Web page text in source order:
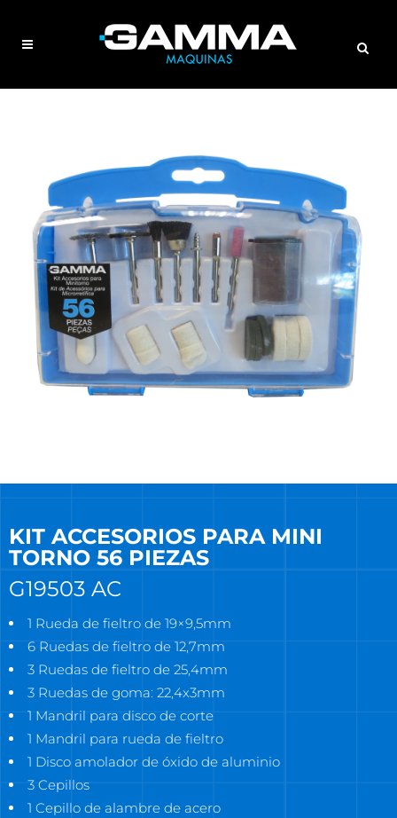
KIT ACCESORIOS PARA MINI
TORNO 56 PIEZAS
G19503 AC
1 Rueda de fieltro de 19×9,5mm
6 Ruedas de fieltro de 12,7mm
3 Ruedas de fieltro de 25,4mm
3 Ruedas de goma: 22,4x3mm
1 Mandril para disco de corte
1 Mandril para rueda de fieltro
1 Disco amolador de óxido de aluminio
3 Cepillos
1 Cepillo de alambre de acero